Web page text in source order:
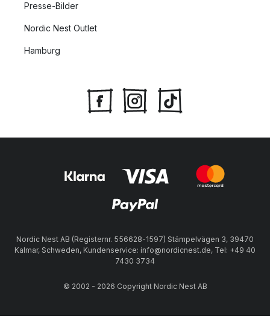
Presse-Bilder
Nordic Nest Outlet
Hamburg
Nordic Nest AB (Registernr. 556628-1597) Stämpelvägen 3, 39470
Kalmar, Schweden, Kundenservice: info@nordicnest.de, Tel: +49 40
7430 3734
© 2002 - 2026 Copyright Nordic Nest AB